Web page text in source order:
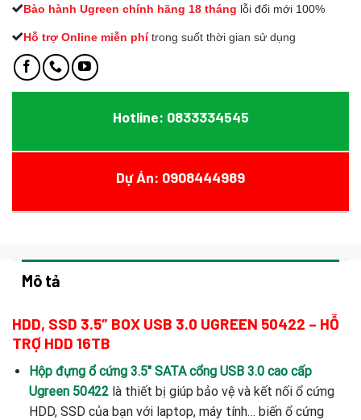
Bào hành Ugreen chính hãng 18 tháng lỗi đổi mới 100%
Hỗ trợ Online miễn phí trong suốt thời gian sử dụng
Hotline: 0833334545
Dự Án: 0908444989
Mô tả
HDD, SSD 3.5″ BOX USB 3.0 UGREEN 50422 – HỖ
TRỢ HDD 16TB
Hộp đựng ổ cứng 3.5″ SATA cổng USB 3.0 cao cấp
Ugreen 50422là thiết bị giúp bảo vệ và kết nối ổ cứng
HDD, SSD của bạn với laptop, máy tính… biến ổ cứng